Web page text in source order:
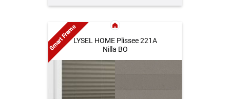
LYSEL HOME Plissee 221A
Nilla BO
Smart Frame